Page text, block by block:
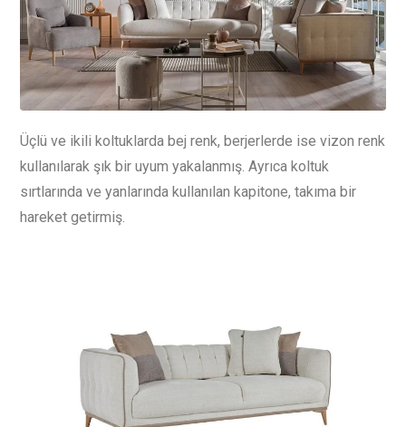
Üçlü ve ikili koltuklarda bej renk, berjerlerde ise vizon renk
kullanılarak şık bir uyum yakalanmış. Ayrıca koltuk
sırtlarında ve yanlarında kullanılan kapitone, takıma bir
hareket getirmiş.